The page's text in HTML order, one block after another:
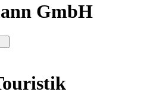
GmbH